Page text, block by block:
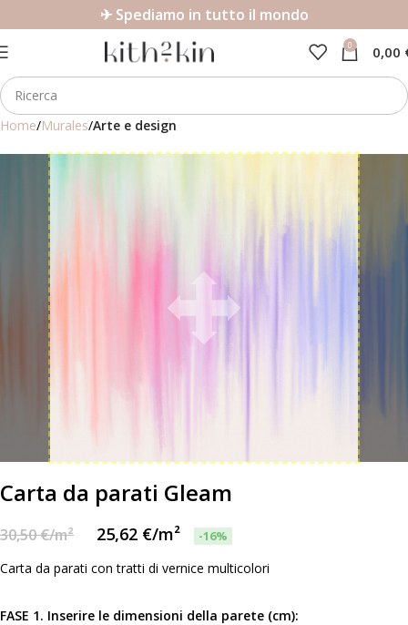
✈ Spediamo in tutto il mondo
0 0,00
Home Murales Arte e design
Carta da parati Gleam
30,50€/m² 25,62 €/m² -16%
Carta da parati con tratti di vernice multicolori
FASE 1. Inserire le dimensioni della parete (cm):